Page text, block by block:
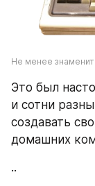
Не менее
Это был
и сотни
создавать
домашних
..